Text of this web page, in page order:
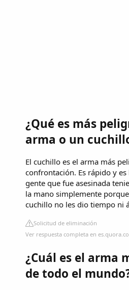
¿Qué es más
arma o un
El cuchillo es el arma más
confrontación. Es rápido y es
gente que fue asesinada
la mano simplemente
cuchillo no les dio tiempo ni
Solicitud de eliminación
Ver respuesta completa en
¿Cuál es el arma
de todo el